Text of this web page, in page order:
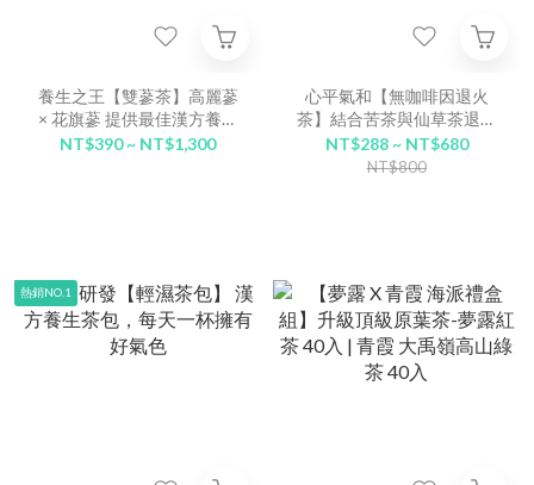
養生之王【雙蔘茶】高麗蔘
× 花旗蔘 提供最佳漢方養生
茶推薦
NT$390 ~ NT$1,300
心平氣和【無咖啡因退火
茶】結合苦茶與仙草茶退火
降火氣的草本漢方養生茶
NT$288 ~ NT$680
NT$800
熱銷NO.1